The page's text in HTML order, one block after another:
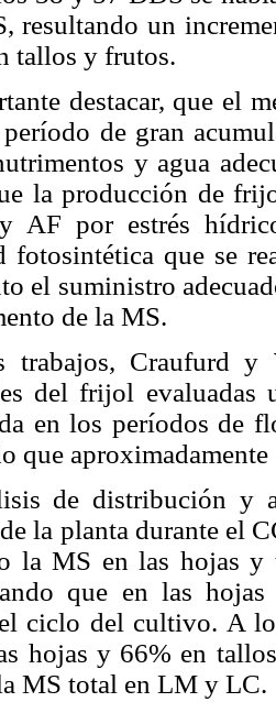
resultando un
tallos y frutos.
destacar, que el
período de gran
y agua
la producción de
AF por estrés
fotosintética que se
el suministro
de la MS.
trabajos, Craufurd y
del frijol
en los períodos de
que
de distribución y
la planta durante el
la MS en las hojas
que en las
ciclo del cultivo. A
hojas y 66% en
MS total en LM y LC.